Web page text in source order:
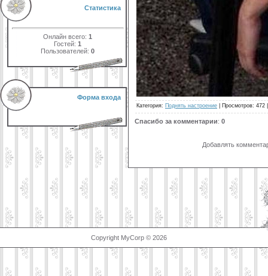
Статистика
Онлайн всего:1
Гостей:1
Пользователей:0
Форма входа
Категория: Поднять настроение Просмотров: 472
Спасибо за комментарии: 0
Добавлять
Copyright MyCorp © 2026